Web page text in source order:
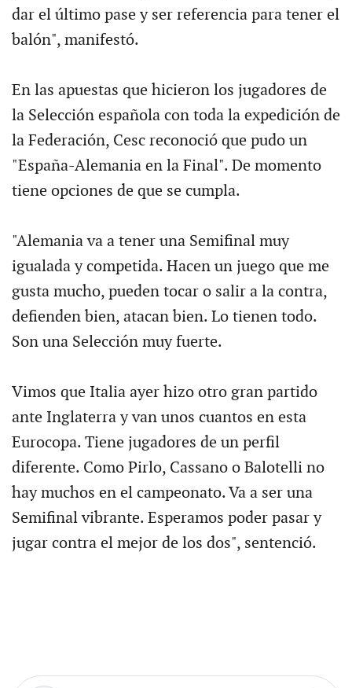
dar el último pase y ser referencia para tener el
balón", manifestó.
En las apuestas que hicieron los jugadores de
la Selección española con toda la expedición de
la Federación, Cesc reconoció que pudo un
"España-Alemania en la Final". De momento
tiene opciones de que se cumpla.
"Alemania va a tener una Semifinal muy
igualada y competida. Hacen un juego que me
gusta mucho, pueden tocar o salir a la contra,
defienden bien, atacan bien. Lo tienen todo.
Son una Selección muy fuerte.
Vimos que Italia ayer hizo otro gran partido
ante Inglaterra y van unos cuantos en esta
Eurocopa. Tiene jugadores de un perfil
diferente. Como Pirlo, Cassano o Balotelli no
hay muchos en el campeonato. Va a ser una
Semifinal vibrante. Esperamos poder pasar y
jugar contra el mejor de los dos", sentenció.